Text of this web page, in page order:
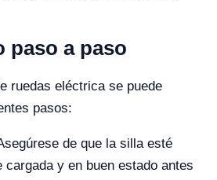
paso a paso
ruedas eléctrica se puede
pasos:
de que la silla esté
cargada y en buen estado antes